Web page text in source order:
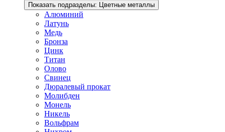
Показать подразделы: Цветные металлы
Алюминий
Латунь
Медь
Бронза
Цинк
Титан
Олово
Свинец
Дюралевый прокат
Молибден
Монель
Никель
Вольфрам